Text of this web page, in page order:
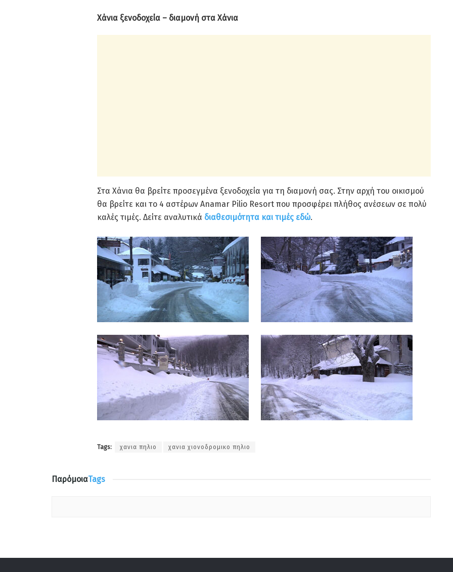
Χάνια ξενοδοχεία – διαμονή στα Χάνια
Στα Χάνια θα βρείτε προσεγμένα ξενοδοχεία για τη διαμονή σας. Στην αρχή του οικισμού
θα βρείτε και το 4 αστέρων Anamar Pilio Resort που προσφέρει πλήθος ανέσεων σε πολύ
καλές τιμές. Δείτε αναλυτικά διαθεσιμότητα και τιμές εδώ.
Tags: χανια πηλιο χανια χιονοδρομικο πηλιο
ΠαρόμοιαTags